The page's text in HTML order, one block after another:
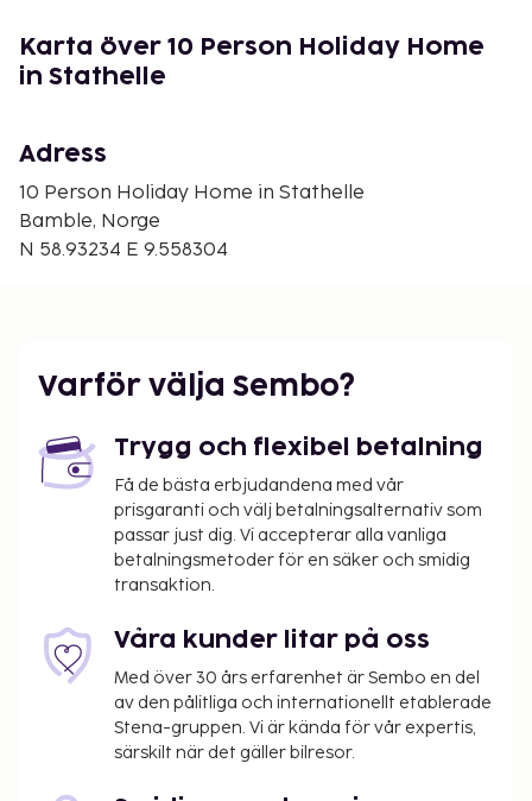
Kragerø konstförening - 26 km
Sjøbadet - 26,3 km
(TRF-Torp) - 73,7 km
Avgiftsfri parkering erbjuds på plats. Njut av
utsikten från deras terrassen och trädgården, och
dra nytta av deras utomhusgrill.
Karta över 10 Person Holiday Home
in Stathelle
Adress
10 Person Holiday Home in Stathelle
Bamble, Norge
N 58.93234 E 9.558304
Varför välja Sembo?
Trygg och flexibel betalning
Få de bästa erbjudandena med vår
prisgaranti och välj betalningsalternativ som
passar just dig. Vi accepterar alla vanliga
betalningsmetoder för en säker och smidig
transaktion.
Våra kunder litar på oss
Med över 30 års erfarenhet är Sembo en del
av den pålitliga och internationellt etablerade
Stena-gruppen. Vi är kända för vår expertis,
särskilt när det gäller bilresor.